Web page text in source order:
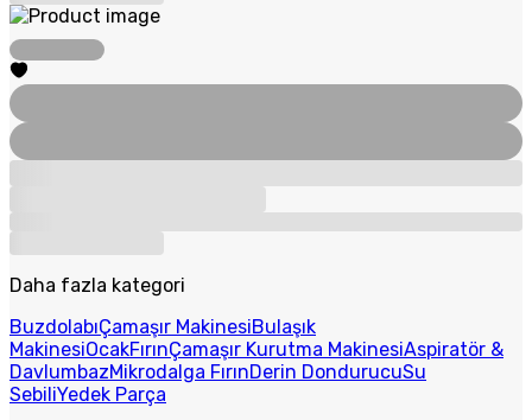
Daha fazla kategori
BuzdolabıÇamaşır MakinesiBulaşık
MakinesiOcakFırınÇamaşır Kurutma MakinesiAspiratör &
DavlumbazMikrodalga FırınDerin DondurucuSu
SebiliYedek Parça